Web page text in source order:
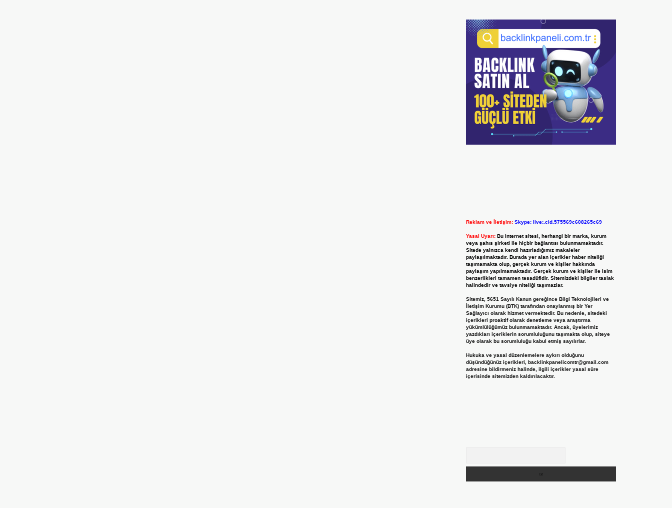
Reklam ve İletişim: Skype: live:.cid.575569c608265c69
Yasal Uyarı: Bu internet sitesi, herhangi bir marka, kurum
veya şahıs şirketi ile hiçbir bağlantısı bulunmamaktadır.
Sitede yalnızca kendi hazırladığımız makaleler
paylaşılmaktadır. Burada yer alan içerikler haber niteliği
taşımamakta olup, gerçek kurum ve kişiler hakkında
paylaşım yapılmamaktadır. Gerçek kurum ve kişiler ile isim
benzerlikleri tamamen tesadüfidir. Sitemizdeki bilgiler taslak
halindedir ve tavsiye niteliği taşımazlar.
Sitemiz, 5651 Sayılı Kanun gereğince Bilgi Teknolojileri ve
İletişim Kurumu (BTK) tarafından onaylanmış bir Yer
Sağlayıcı olarak hizmet vermektedir. Bu nedenle, sitedeki
içerikleri proaktif olarak denetleme veya araştırma
yükümlülüğümüz bulunmamaktadır. Ancak, üyelerimiz
yazdıkları içeriklerin sorumluluğunu taşımakta olup, siteye
üye olarak bu sorumluluğu kabul etmiş sayılırlar.
Hukuka ve yasal düzenlemelere aykırı olduğunu
düşündüğünüz içerikleri, backlinkpanelicomtr@gmail.com
adresine bildirmeniz halinde, ilgili içerikler yasal süre
içerisinde sitemizden kaldırılacaktır.